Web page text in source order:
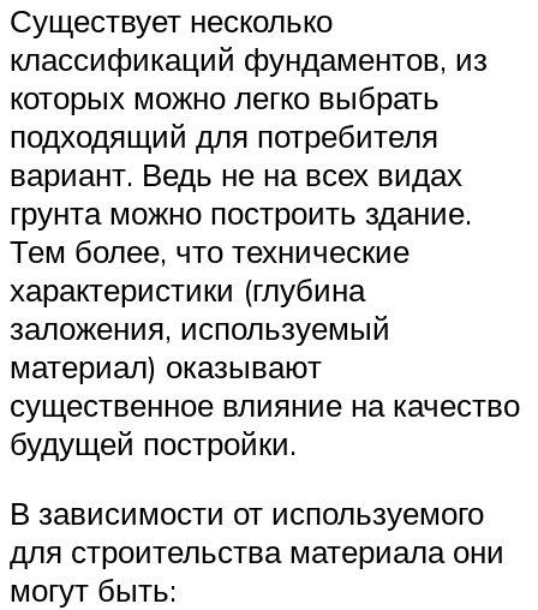
Существует несколько
классификаций фундаментов, из
которых можно легко выбрать
подходящий для потребителя
вариант. Ведь не на всех видах
грунта можно построить здание.
Тем более, что технические
характеристики (глубина
заложения, используемый
материал) оказывают
существенное влияние на качество
будущей постройки.
В зависимости от используемого
для строительства материала они
могут быть: